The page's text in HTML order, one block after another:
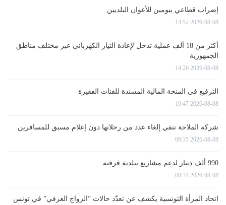
إضراب قطاعي بيومين للأعوان البلديين
2026-08-08 14:52
أكثر من 18 ألف عملية تدخل لإعادة التيار الكهربائي عبر مختلف مناطق
الجمهورية
2026-08-08 14:26
الترفيع في المنحة المالية المسندة للفئات الفقيرة
2026-08-08 10:47
شركة الملاحة تنفي إلغاء عدد من رحلاتها دون إعلام مسبق للمسافرين
2026-08-08 09:35
990 ألف دينار لدعم مشاريع ببلدية قرقنة
2026-08-08 08:34
اتحاد المرأة التونسية يكشف عن تعدّد حالات “الزواج العرفي” في تونس